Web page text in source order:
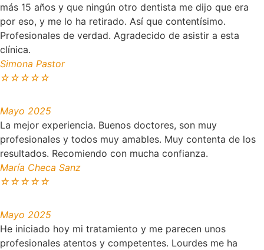
más 15 años y que ningún otro dentista me dijo que era
por eso, y me lo ha retirado. Así que contentísimo.
Profesionales de verdad. Agradecido de asistir a esta
clínica.
Simona Pastor
☆☆☆☆☆
Mayo 2025
La mejor experiencia. Buenos doctores, son muy
profesionales y todos muy amables. Muy contenta de los
resultados. Recomiendo con mucha confianza.
María Checa Sanz
☆☆☆☆☆
Mayo 2025
He iniciado hoy mi tratamiento y me parecen unos
profesionales atentos y competentes. Lourdes me ha